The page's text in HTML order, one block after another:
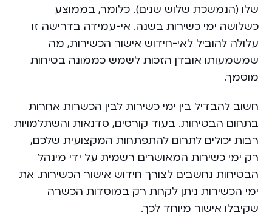
שלו (הנמשכת שלוש שנים). כלומר, בממוצע
כשלושה ימי כשירות בשנה. אי-עמידה בדרישה זו
עלולה להוביל לאי-חידוש אישור הכשירות, מה
שמשמעותו אובדן הזכות לשמש כממונה בטיחות
מוסמך.
חשוב להבדיל בין ימי כשירות לבין הכשרות אחרות
בתחום הבטיחות. בעוד קורסים, סדנאות והשתלמויות
רבות יכולים לתרום להתפתחות המקצועית שלכם,
רק ימי כשירות המאושרים רשמית על ידי מינהל
הבטיחות נחשבים לצורך חידוש אישור הכשירות. את
ימי הכשירות ניתן לקחת רק במוסדות הכשרה
שקיבלו אישור מיוחד לכך.